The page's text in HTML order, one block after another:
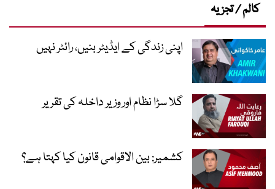
کالم / تجزیہ
اپنی زندگی کے ایڈیٹر بنیں، رائٹر نہیں
گلا سڑا نظام اور وزیر داخلہ کی تقریر
کشمیر: بین الاقوامی قانون کیا کہتا ہے؟